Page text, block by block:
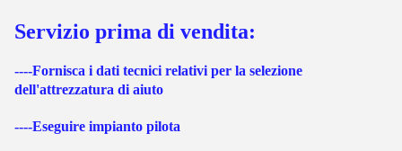
Servizio prima di vendita:
----Fornisca i dati tecnici relativi per la selezione
dell'attrezzatura di aiuto
----Eseguire impianto pilota